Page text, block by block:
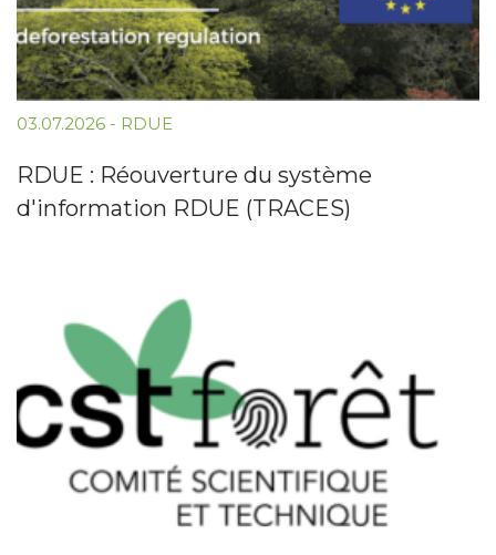
03.07.2026 - RDUE
RDUE : Réouverture du système
d'information RDUE (TRACES)